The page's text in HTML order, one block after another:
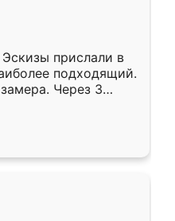
прислали в
подходящий.
Через 3
Остались
Ренессанс
работу!